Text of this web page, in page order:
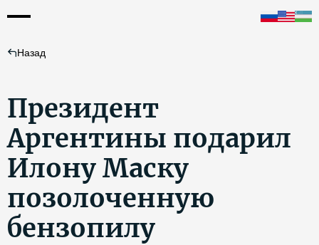
Назад
Президент
Аргентины подарил
Илону Маску
позолоченную
бензопилу